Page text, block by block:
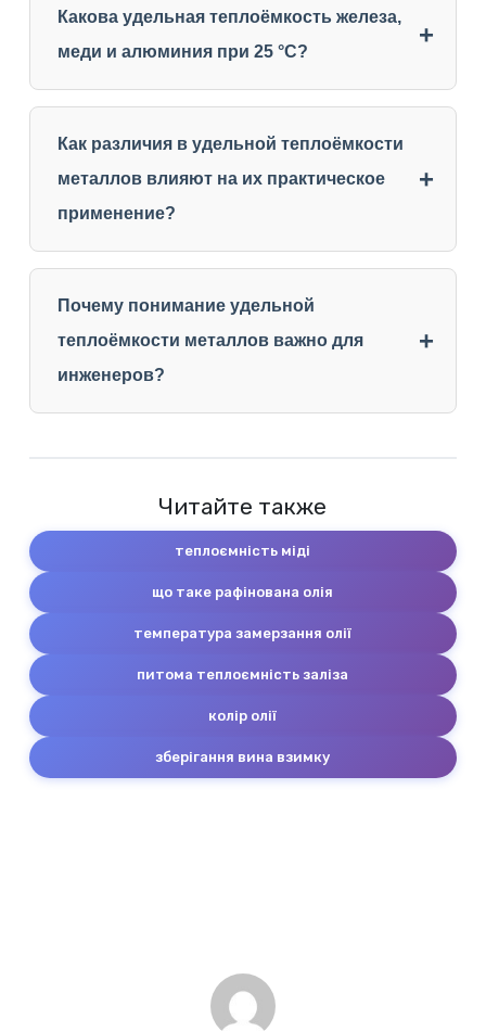
Какова удельная теплоёмкость железа,
меди и алюминия при 25 °C?
Как различия в удельной теплоёмкости
металлов влияют на их практическое
применение?
Почему понимание удельной
теплоёмкости металлов важно для
инженеров?
Читайте также
теплоємність міді
що таке рафінована олія
температура замерзання олії
питома теплоємність заліза
колір олії
зберігання вина взимку